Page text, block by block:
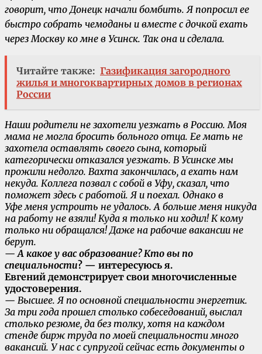
говорит, что Донецк начали бомбить. Я попросил ее
быстро собрать чемоданы и вместе с дочкой ехать
через Москву ко мне в Усинск. Так она и сделала.
Читайте также: Газификация загородного
жилья и многоквартирных домов в регионах
России
Наши родители не захотели уезжать в Россию. Моя
мама не могла бросить больного отца. Ее мать не
захотела оставлять своего сына, который
категорически отказался уезжать. В Усинске мы
прожили недолго. Вахта закончилась, а ехать нам
некуда. Коллега позвал с собой в Уфу, сказал, что
поможет здесь с работой. Я и поехал. Однако в
Уфе меня устроить не удалось. А больше меня никуда
на работу не взяли! Куда я только ни ходил! К кому
только ни обращался! Даже на рабочие вакансии не
берут.
— А какое у вас образование? Кто вы по
специальности? — интересуюсь я.
Евгений демонстрирует свои многочисленные
удостоверения.
— Высшее. Я по основной специальности энергетик.
За три года прошел столько собеседований, выслал
столько резюме, да без толку, хотя на каждом
стенде бирж труда по моей специальности много
вакансий. У нас с супругой сейчас есть документы о